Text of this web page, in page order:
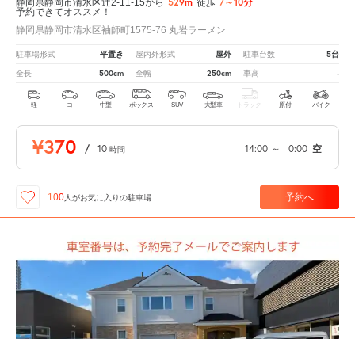
予約できてオススメ！
静岡県静岡市清水区袖師町1575-76 丸岩ラーメン
駐車場形式 平置き 屋内外形式 屋外 駐車台数 5台
全長 500cm 全幅 250cm 車高 -
軽 コ 中型 ボックス SUV 大型車 トラック 原付 バイク
¥370 / 10 時間 14:00 ～ 0:00 空
100 人がお気に入りの駐車場 予約へ